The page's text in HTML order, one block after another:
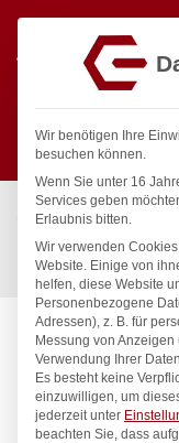
Start /
Küchenartikel
HENDI Jet Crème-
Wir benötigen Ihre
besuchen können.
Wenn Sie unter 16
Services geben
Erlaubnis bitten.
Wir verwenden
Website. Einige von
helfen, diese Website
Personenbezogene
Adressen), z. B. für
Messung von
Verwendung Ihrer
Es besteht keine
einzuwilligen, um
jederzeit unter
beachten Sie, dass